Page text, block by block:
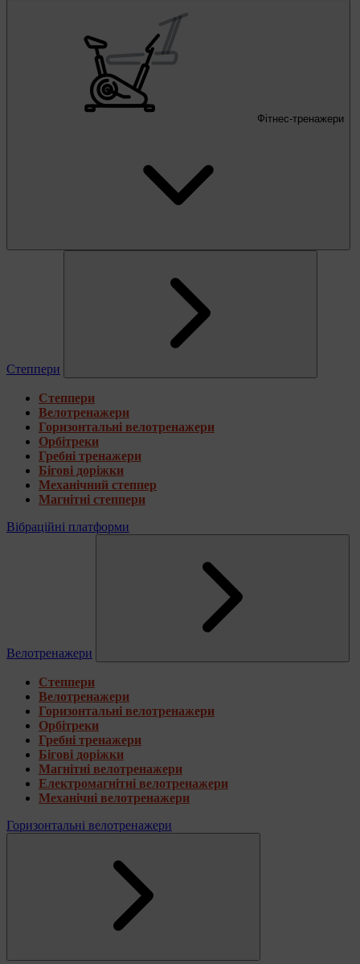
Фітнес-тренажери
Степпери
Степпери
Велотренажери
Горизонтальні велотренажери
Орбітреки
Гребні тренажери
Бігові доріжки
Механічний степпер
Магнітні степпери
Вібраційні платформи
Велотренажери
Степпери
Велотренажери
Горизонтальні велотренажери
Орбітреки
Гребні тренажери
Бігові доріжки
Магнітні велотренажери
Електромагнітні велотренажери
Механічні велотренажери
Горизонтальні велотренажери